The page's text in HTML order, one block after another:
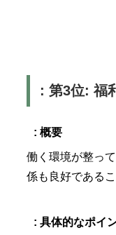
: 第3位: 福
: 概要
働く環境が整っ
係も良好である
: 具体的なポイ